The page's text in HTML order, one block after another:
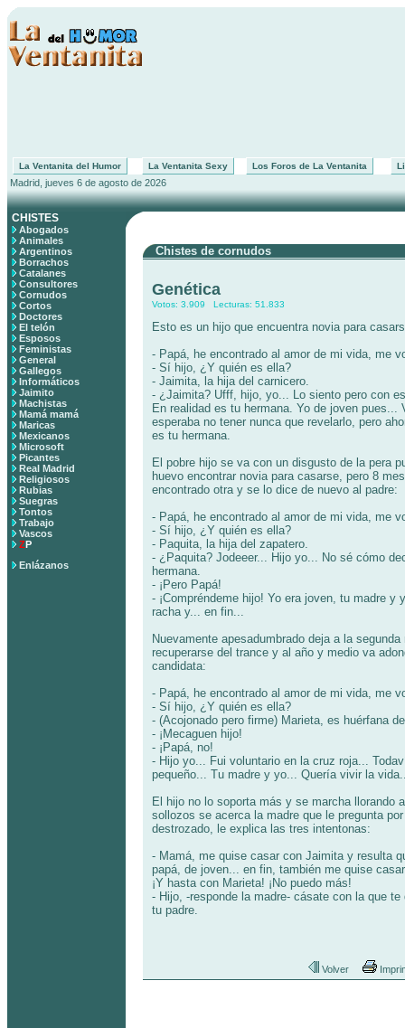
La Ventanita del Humor La Ventanita Sexy Los Foros de La Ventanita
Madrid, jueves 6 de agosto de 2026
CHISTES
Abogados
Animales
Argentinos
Borrachos
Catalanes
Consultores
Cornudos
Cortos
Doctores
El telón
Esposos
Feministas
General
Gallegos
Informáticos
Jaimito
Machistas
Mamá mamá
Maricas
Mexicanos
Microsoft
Picantes
Real Madrid
Religiosos
Rubias
Suegras
Tontos
Trabajo
Vascos
ZP
Enlázanos
Chistes de cornudos
Genética
Votos: 3.909 Lecturas: 51.833
Esto es un hijo que encuentra novia para
- Papá, he encontrado al amor de mi vida, me
- Sí hijo, ¿Y quién es ella?
- Jaimita, la hija del carnicero.
- ¿Jaimita? Ufff, hijo, yo... Lo siento pero con
En realidad es tu hermana. Yo de joven
esperaba no tener nunca que revelarlo, pero
es tu hermana.
El pobre hijo se va con un disgusto de la pera
huevo encontrar novia para casarse, pero 8
encontrado otra y se lo dice de nuevo al padre:
- Papá, he encontrado al amor de mi vida, me
- Sí hijo, ¿Y quién es ella?
- Paquita, la hija del zapatero.
- ¿Paquita? Jodeeer... Hijo yo... No sé cómo
hermana.
- ¡Pero Papá!
- ¡Compréndeme hijo! Yo era joven, tu madre y
racha y... en fin...
Nuevamente apesadumbrado deja a la
recuperarse del trance y al año y medio va
candidata:
- Papá, he encontrado al amor de mi vida, me
- Sí hijo, ¿Y quién es ella?
- (Acojonado pero firme) Marieta, es huérfana
- ¡Mecaguen hijo!
- ¡Papá, no!
- Hijo yo... Fui voluntario en la cruz roja...
pequeño... Tu madre y yo... Quería vivir la
El hijo no lo soporta más y se marcha llorando
sollozos se acerca la madre que le pregunta
destrozado, le explica las tres intentonas:
- Mamá, me quise casar con Jaimita y resulta
papá, de joven... en fin, también me quise
¡Y hasta con Marieta! ¡No puedo más!
- Hijo, -responde la madre- cásate con la que
tu padre.
Volver